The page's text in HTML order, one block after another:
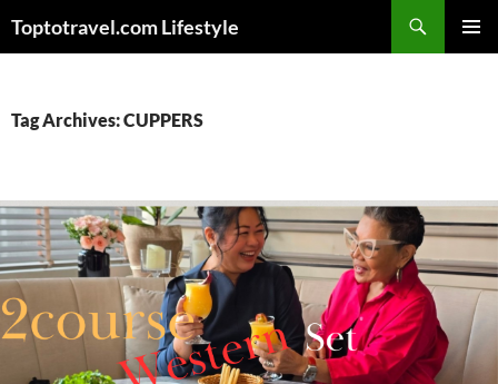
Toptotravel.com Lifestyle
Tag Archives: CUPPERS